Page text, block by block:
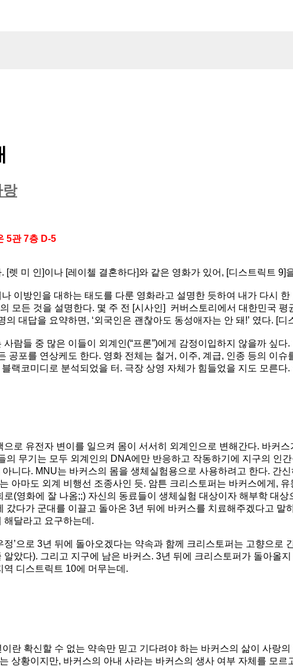
랑
5관 7층 D-5
렛 미 인]이나 [레이첼 결혼하다]와 같은 영화가 있어, [디스트릭트
이방인을 대하는 태도를 다룬 영화라고 설명한 듯하여 내가 다시
모든 것을 설명한다. 몇 주 전 [시사인] 커버스토리에서 대한민국
의 대답을 요약하면, ‘외국인은 괜찮아도 동성애자는 안 돼!’ 였다. [
사람들 중 많은 이들이 외계인(“프론”)에게 감정이입하지 않을까 싶
공포를 연상케도 한다. 영화 전체는 철거, 이주, 계급, 인종 등의 이
랙코미디로 분석되었을 터. 극장 상영 자체가 힘들었을 지도 모른
로 유전자 변이를 일으켜 몸이 서서히 외계인으로 변해간다. 바커
의 무기는 모두 외계인의 DNA에만 반응하고 작동하기에 지구의 인
니다. MNU는 바커스의 몸을 생체실험용으로 사용하려고 한다. 간
아마도 외계 비행선 조종사인 듯. 암튼 크리스토퍼는 바커스에게,
(영화에 잘 나옴;;) 자신의 동료들이 생체실험 대상이자 해부학 대
갔다가 군대를 이끌고 돌아온 3년 뒤에 바커스를 치료해주겠다고
해달라고 요구하는데.
’으로 3년 뒤에 돌아오겠다는 약속과 함께 크리스토퍼는 고향으로
았다). 그리고 지구에 남은 바커스. 3년 뒤에 크리스토퍼가 돌아올
디스트릭트 10에 머무는데.
란 확신할 수 없는 약속만 믿고 기다려야 하는 바커스의 삶이 사랑
상황이지만, 바커스의 아내 사라는 바커스의 생사 여부 자체를 모